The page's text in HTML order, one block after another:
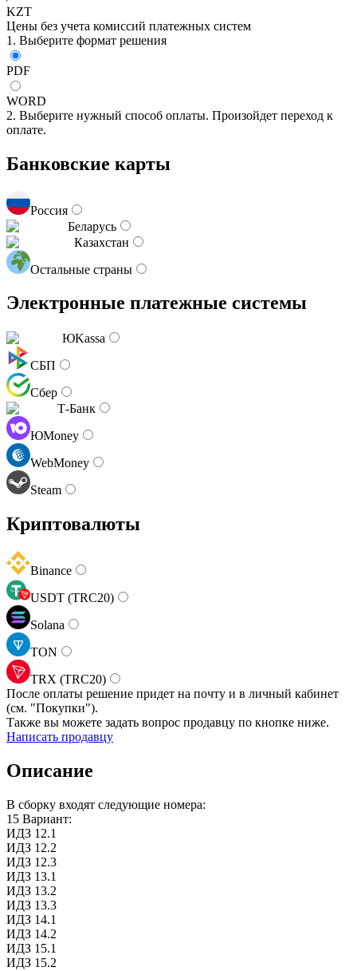
KZT
Цены без учета комиссий платежных систем
1. Выберите формат решения
PDF
WORD
2. Выберите нужный способ оплаты. Произойдет переход к
оплате.
Банковские карты
Россия
Беларусь
Казахстан
Остальные страны
Электронные платежные системы
ЮKassa
СБП
Сбер
Т-Банк
ЮMoney
WebMoney
Steam
Криптовалюты
Binance
USDT (TRC20)
Solana
TON
TRX (TRC20)
После оплаты решение придет на почту и в личный кабинет
(см. "Покупки").
Также вы можете задать вопрос продавцу по кнопке ниже.
Написать продавцу
Описание
В сборку входят следующие номера:
15 Вариант:
ИДЗ 12.1
ИДЗ 12.2
ИДЗ 12.3
ИДЗ 13.1
ИДЗ 13.2
ИДЗ 13.3
ИДЗ 14.1
ИДЗ 14.2
ИДЗ 15.1
ИДЗ 15.2